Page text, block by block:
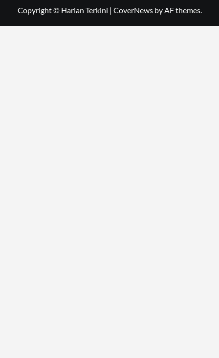
Copyright © Harian Terkini | CoverNewsby AF themes.